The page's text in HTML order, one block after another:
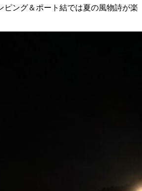
ピング＆ポート結では夏の風物詩が楽